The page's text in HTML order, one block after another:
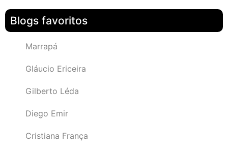
Blogs favoritos
Marrapá
Gláucio Ericeira
Gilberto Léda
Diego Emir
Cristiana França